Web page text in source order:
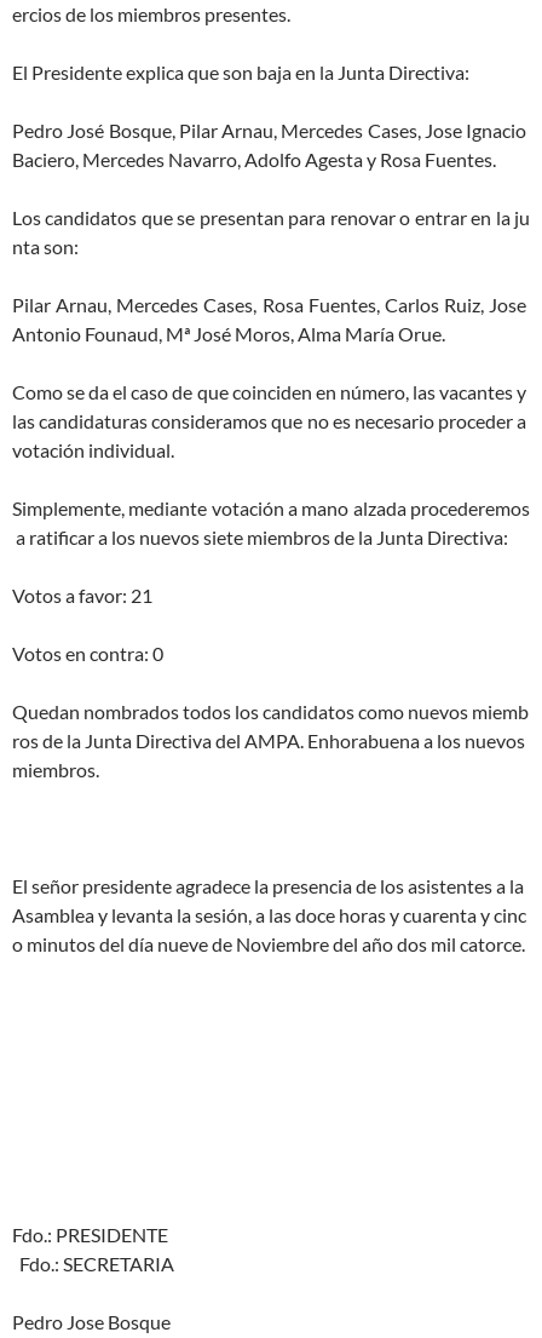
ercios de los miembros presentes.
El Presidente explica que son baja en la Junta Directiva:
Pedro José Bosque, Pilar Arnau, Mercedes Cases, Jose Ignacio
Baciero, Mercedes Navarro, Adolfo Agesta y Rosa Fuentes.
Los candidatos que se presentan para renovar o entrar en la ju
nta son:
Pilar Arnau, Mercedes Cases, Rosa Fuentes, Carlos Ruiz, Jose
Antonio Founaud, Mª José Moros, Alma María Orue.
Como se da el caso de que coinciden en número, las vacantes y
las candidaturas consideramos que no es necesario proceder a
votación individual.
Simplemente, mediante votación a mano alzada procederemos
a ratificar a los nuevos siete miembros de la Junta Directiva:
Votos a favor: 21
Votos en contra: 0
Quedan nombrados todos los candidatos como nuevos miemb
ros de la Junta Directiva del AMPA. Enhorabuena a los nuevos
miembros.
El señor presidente agradece la presencia de los asistentes a la
Asamblea y levanta la sesión, a las doce horas y cuarenta y cinc
o minutos del día nueve de Noviembre del año dos mil catorce.
Fdo.: PRESIDENTE
Fdo.: SECRETARIA
Pedro Jose Bosque